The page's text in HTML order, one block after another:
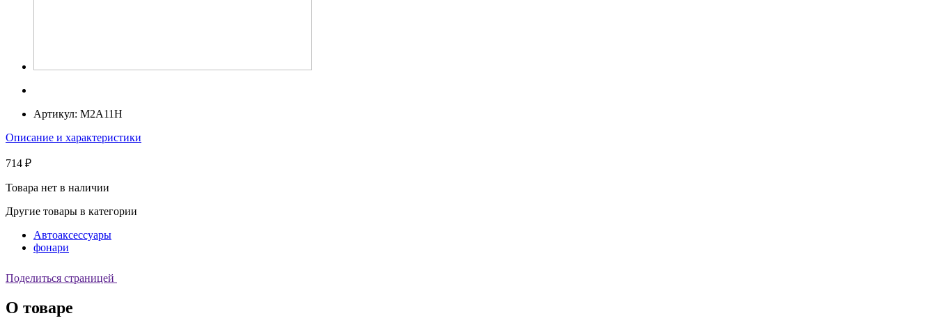
Артикул: M2A11H
Описание и характеристики
714 ₽
Товара нет в наличии
Другие товары в категории
Автоаксессуары
фонари
Поделиться страницей
О товаре